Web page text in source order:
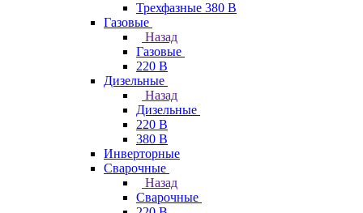
Трехфазные 380 В
Газовые
Назад
Газовые
220 В
Дизельные
Назад
Дизельные
220 В
380 В
Инверторные
Сварочные
Назад
Сварочные